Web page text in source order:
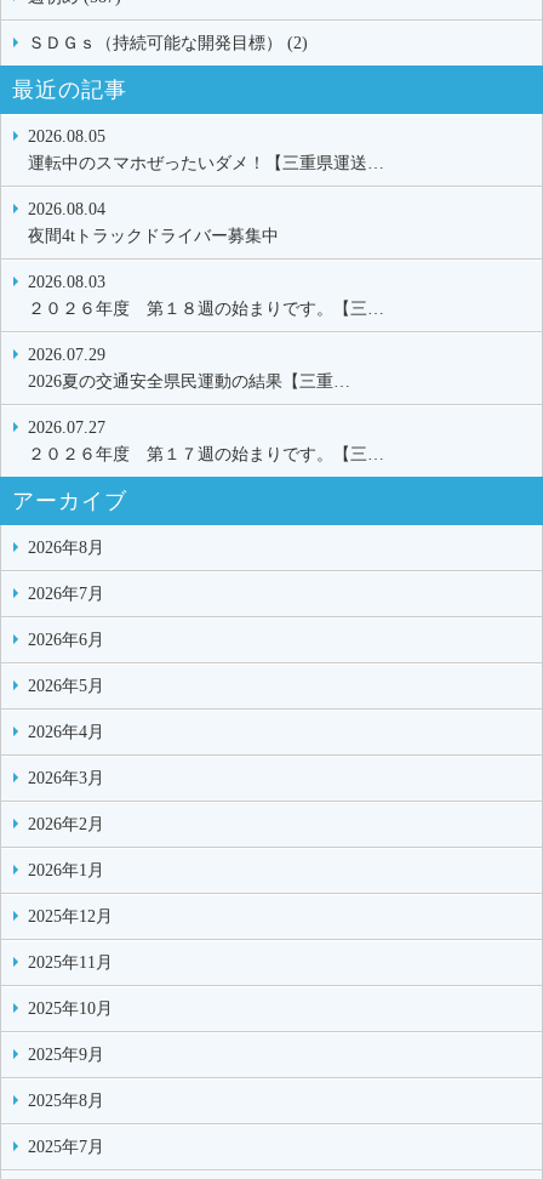
ＳＤＧｓ（持続可能な開発目標） (2)
最近の記事
2026.08.05
運転中のスマホぜったいダメ！【三重県運送…
2026.08.04
夜間4tトラックドライバー募集中
2026.08.03
２０２６年度 第１８週の始まりです。【三…
2026.07.29
2026夏の交通安全県民運動の結果【三重…
2026.07.27
２０２６年度 第１７週の始まりです。【三…
アーカイブ
2026年8月
2026年7月
2026年6月
2026年5月
2026年4月
2026年3月
2026年2月
2026年1月
2025年12月
2025年11月
2025年10月
2025年9月
2025年8月
2025年7月